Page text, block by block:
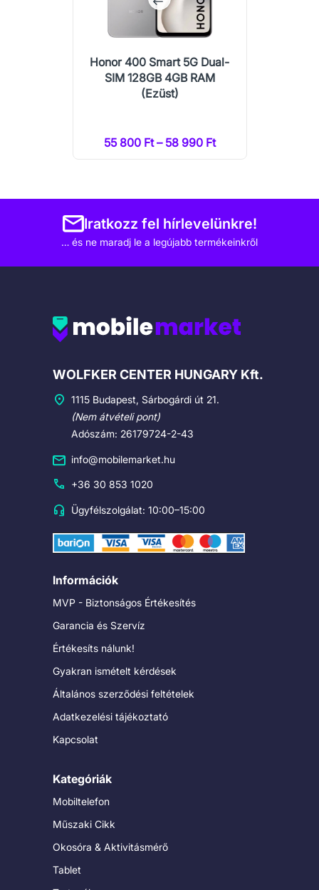
Honor 400 Smart 5G Dual-
SIM 128GB 4GB RAM
(Ezüst)
55 800 Ft – 58 990 Ft
Iratkozz fel hírlevelünkre!
… és ne maradj le a legújabb termékeinkről
Cégadatok
WOLFKER CENTER HUNGARY Kft.
1115 Budapest, Sárbogárdi út 21.
(Nem átvételi pont)
Adószám: 26179724-2-43
info@mobilemarket.hu
+36 30 853 1020
Ügyfélszolgálat: 10:00–15:00
Információk
MVP - Biztonságos Értékesítés
Garancia és Szervíz
Értékesíts nálunk!
Gyakran ismételt kérdések
Általános szerződési feltételek
Adatkezelési tájékoztató
Kapcsolat
Kategóriák
Mobiltelefon
Műszaki Cikk
Okosóra & Aktivitásmérő
Tablet